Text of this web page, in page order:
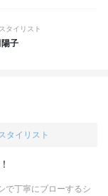
タイリスト
陽子
タイリスト
で丁寧にブローするシ